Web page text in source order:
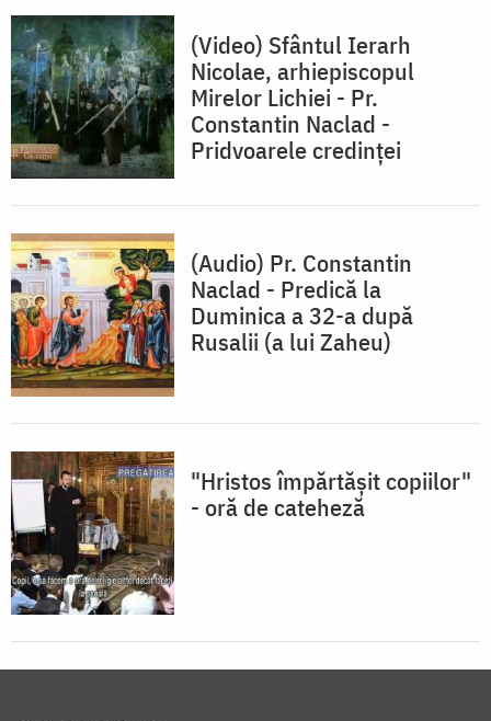
(Video) Sfântul Ierarh
Nicolae, arhiepiscopul
Mirelor Lichiei - Pr.
Constantin Naclad -
Pridvoarele credinței
(Audio) Pr. Constantin
Naclad - Predică la
Duminica a 32-a după
Rusalii (a lui Zaheu)
"Hristos împărtășit copiilor"
- oră de cateheză